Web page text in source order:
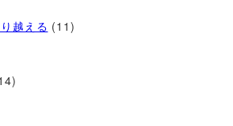
越える (11)